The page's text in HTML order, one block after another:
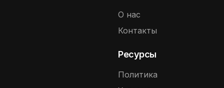
О нас
Контакты
Ресурсы
Политика